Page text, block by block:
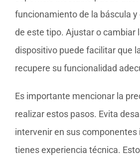
funcionamiento de la báscula y
de este tipo. Ajustar o cambiar
dispositivo puede facilitar que
recupere su funcionalidad
Es importante mencionar la
realizar estos pasos. Evita
intervenir en sus componentes
tienes experiencia técnica.